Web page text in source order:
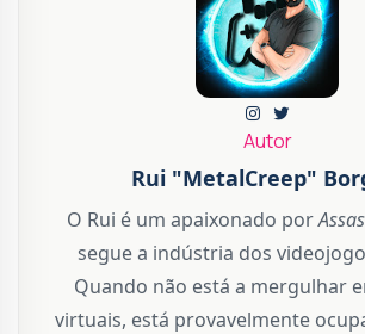
Autor
Rui "MetalCreep"
O Rui é um apaixonado por
segue a indústria dos
Quando não está a mergulhar
virtuais, está provavelmente